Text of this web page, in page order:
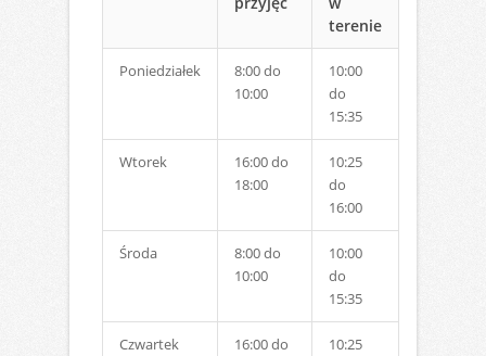
terenie
Poniedziałek
8:00 do
10:00
10:00
do
15:35
Wtorek
16:00 do
18:00
10:25
do
16:00
Środa
8:00 do
10:00
10:00
do
15:35
Czwartek
16:00 do
10:25